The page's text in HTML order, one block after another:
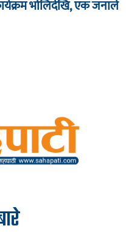
भाेलिदेखि, एक जनाले